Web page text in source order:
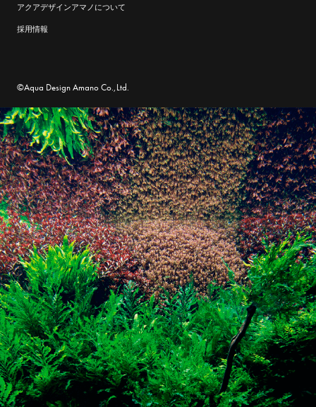
アクアデザインアマノについて
採用情報
©Aqua Design Amano Co.,Ltd.